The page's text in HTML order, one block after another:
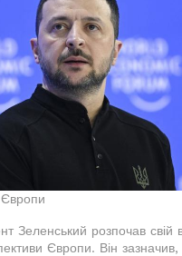
Зеленський розпочав свій
Європи. Він